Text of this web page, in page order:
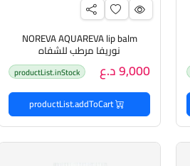
NOREVA AQUAREVA lip balm
نوريفا مرطب للشفاه
9,000 د.ع productList.inStock
productList.addToCart